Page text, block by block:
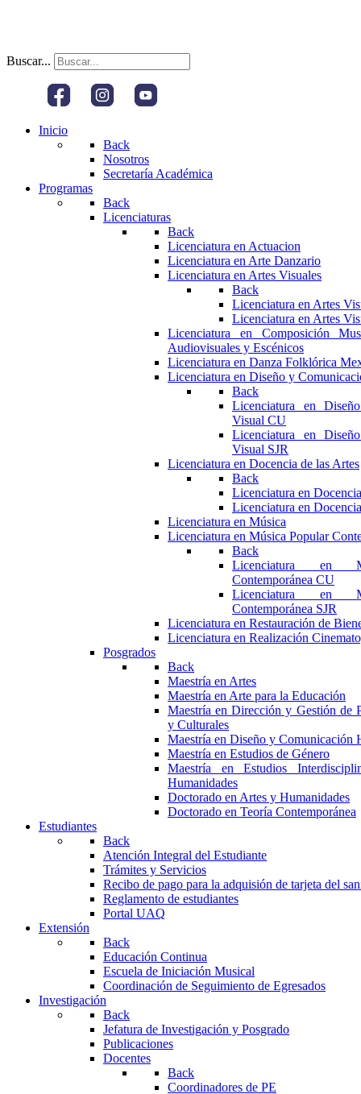
Buscar...
Inicio
Back
Nosotros
Secretaría Académica
Programas
Back
Licenciaturas
Back
Licenciatura en Actuacion
Licenciatura en Arte Danzario
Licenciatura en Artes Visuales
Back
Licenciatura en Artes
Licenciatura en Artes
Licenciatura en Composición
Audiovisuales y Escénicos
Licenciatura en Danza Folklórica
Licenciatura en Diseño y
Back
Licenciatura en
Visual CU
Licenciatura en
Visual SJR
Licenciatura en Docencia de las Artes
Back
Licenciatura en
Licenciatura en
Licenciatura en Música
Licenciatura en Música Popular
Back
Licenciatura en
Contemporánea CU
Licenciatura en
Contemporánea SJR
Licenciatura en Restauración de
Licenciatura en Realización
Posgrados
Back
Maestría en Artes
Maestría en Arte para la Educación
Maestría en Dirección y Gestión de
y Culturales
Maestría en Diseño y Comunicación
Maestría en Estudios de Género
Maestría en Estudios
Humanidades
Doctorado en Artes y Humanidades
Doctorado en Teoría Contemporánea
Estudiantes
Back
Atención Integral del Estudiante
Trámites y Servicios
Recibo de pago para la adquisión de tarjeta del
Reglamento de estudiantes
Portal UAQ
Extensión
Back
Educación Continua
Escuela de Iniciación Musical
Coordinación de Seguimiento de Egresados
Investigación
Back
Jefatura de Investigación y Posgrado
Publicaciones
Docentes
Back
Coordinadores de PE